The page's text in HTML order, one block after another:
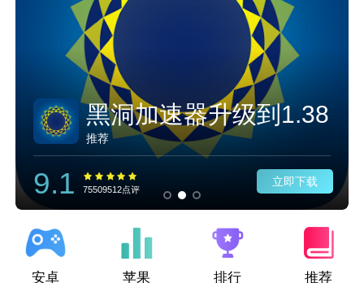
黑洞加速器升级到1.38
推荐
9.1 75509512点评
立即下载
安卓 苹果 排行 推荐